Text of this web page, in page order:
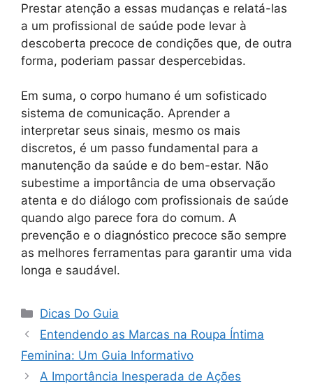
Prestar atenção a essas mudanças e relatá-las
a um profissional de saúde pode levar à
descoberta precoce de condições que, de outra
forma, poderiam passar despercebidas.
Em suma, o corpo humano é um sofisticado
sistema de comunicação. Aprender a
interpretar seus sinais, mesmo os mais
discretos, é um passo fundamental para a
manutenção da saúde e do bem-estar. Não
subestime a importância de uma observação
atenta e do diálogo com profissionais de saúde
quando algo parece fora do comum. A
prevenção e o diagnóstico precoce são sempre
as melhores ferramentas para garantir uma vida
longa e saudável.
Categorias
Dicas Do Guia
Entendendo as Marcas na Roupa Íntima
Feminina: Um Guia Informativo
A Importância Inesperada de Ações